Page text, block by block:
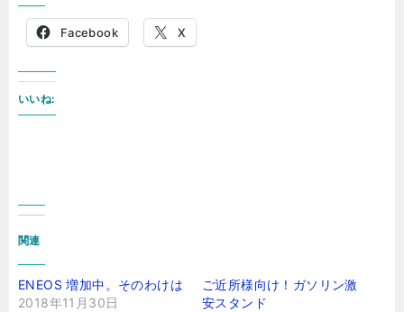
Facebook X
いいね:
関連
ENEOS 増加中。そのわけは
2018年11月30日
ご近所様向け！ガソリン激
安スタンド